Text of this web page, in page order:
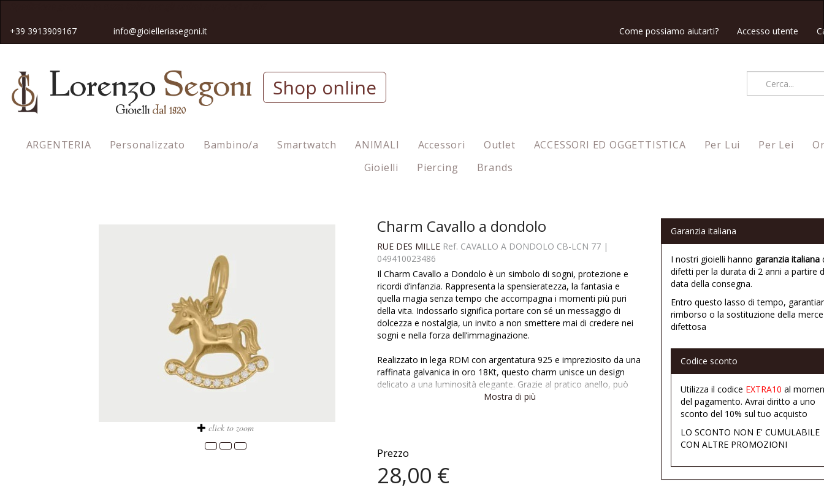
+39 3913909167 info@gioielleriasegoni.it Accesso utente
Come possiamo aiutarti?
Shop online
ARGENTERIA Personalizzato Bambino/a Smartwatch ANIMALI Accessori Outlet ACCESSORI ED OGGETTISTICA Per Lui Per Lei
Gioielli
Piercing Brands
click to zoom
Charm Cavallo a dondolo
RUE DES MILLE Ref. CAVALLO A DONDOLO CB-LCN 77 |
049410023486
Il Charm Cavallo a Dondolo è un simbolo di sogni, protezione e
ricordi d’infanzia. Rappresenta la spensieratezza, la fantasia e
quella magia senza tempo che accompagna i momenti più puri
della vita. Indossarlo significa portare con sé un messaggio di
dolcezza e nostalgia, un invito a non smettere mai di credere nei
sogni e nella forza dell’immaginazione.
Realizzato in lega RDM con argentatura 925 e impreziosito da una
raffinata galvanica in oro 18Kt, questo charm unisce un design
delicato a una luminosità elegante. Grazie al pratico anello, può
essere facilmente agganciato a bracciali e collane, da solo per un
Finitura: Galvanica in oro 18Kt
Misura charm: tra 1 e 2 cm
Nichel free
Mostra di più
Prezzo
28,00 €
Garanzia italiana
I nostri gioielli hanno garanzia italiana
difetti per la durata di 2 anni a partire
data della consegna.
Entro questo lasso di tempo,
rimborso o la sostituzione della merce
difettosa
Codice sconto
Utilizza il codice EXTRA10 al
del pagamento. Avrai diritto a uno
sconto del 10% sul tuo acquisto
LO SCONTO NON E' CUMULABILE
CON ALTRE PROMOZIONI